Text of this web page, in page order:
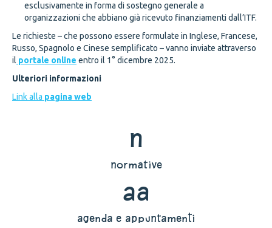
esclusivamente in forma di sostegno generale a
organizzazioni che abbiano già ricevuto finanziamenti dall’ITF.
Le richieste – che possono essere formulate in Inglese, Francese,
Russo, Spagnolo e Cinese semplificato – vanno inviate attraverso
il portale online entro il 1° dicembre 2025.
Ulteriori informazioni
Link alla pagina web
n
normative
aa
agenda e appuntamenti